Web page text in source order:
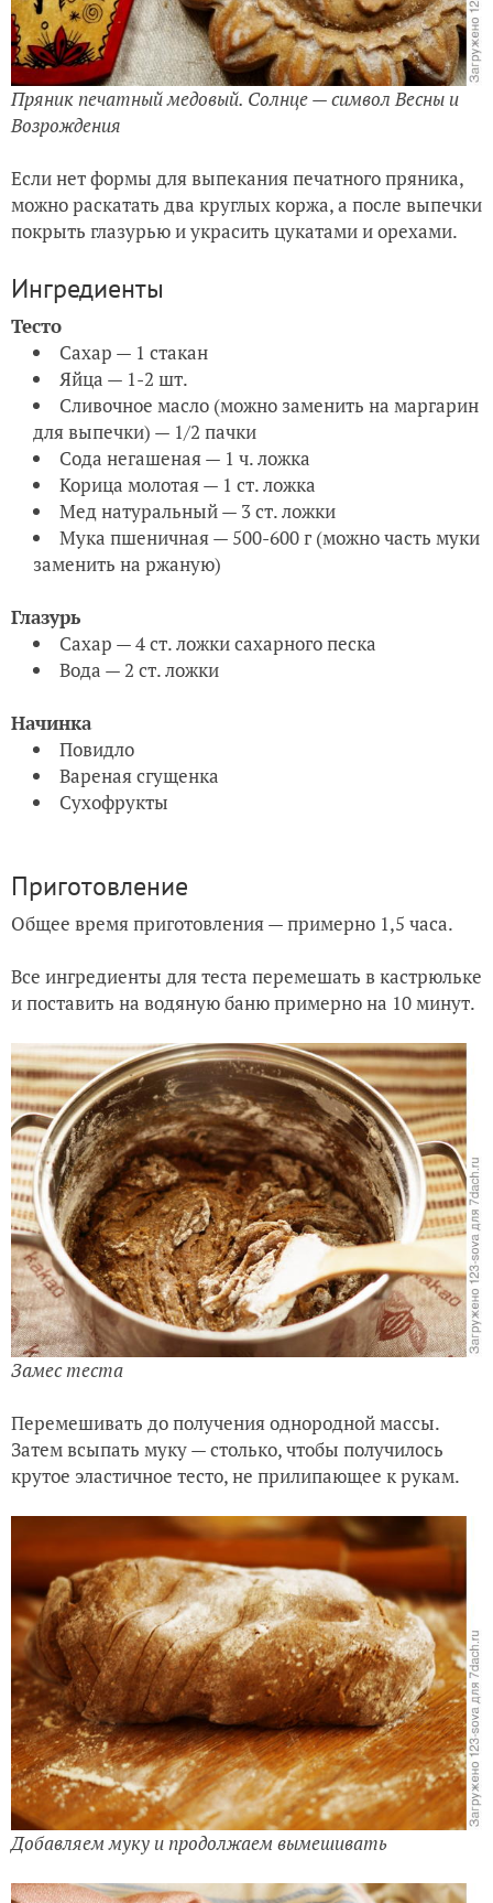
Пряник печатный медовый. Солнце — символ Весны и
Возрождения
Если нет формы для выпекания печатного пряника,
можно раскатать два круглых коржа, а после выпечки
покрыть глазурью и украсить цукатами и орехами.
Ингредиенты
Тесто
Сахар — 1 стакан
Яйца — 1-2 шт.
Сливочное масло (можно заменить на маргарин
для выпечки) — 1/2 пачки
Сода негашеная — 1 ч. ложка
Корица молотая — 1 ст. ложка
Мед натуральный — 3 ст. ложки
Мука пшеничная — 500-600 г (можно часть муки
заменить на ржаную)
Глазурь
Сахар — 4 ст. ложки сахарного песка
Вода — 2 ст. ложки
Начинка
Повидло
Вареная сгущенка
Сухофрукты
Приготовление
Общее время приготовления — примерно 1,5 часа.
Все ингредиенты для теста перемешать в кастрюльке
и поставить на водяную баню примерно на 10 минут.
Замес теста
Перемешивать до получения однородной массы.
Затем всыпать муку—столько, чтобы получилось
крутое эластичное тесто, не прилипающее к рукам.
Добавляем муку и продолжаем вымешивать